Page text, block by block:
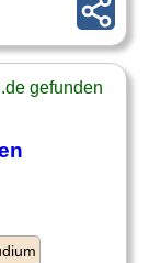
gefunden